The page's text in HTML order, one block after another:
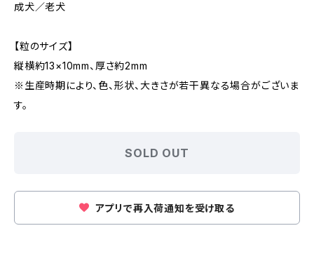
成犬／老犬
【粒のサイズ】
縦横約13×10mm、厚さ約2mm
※生産時期により、色、形状、大きさが若干異なる場合がございま
す。
SOLD OUT
アプリで再入荷通知を受け取る